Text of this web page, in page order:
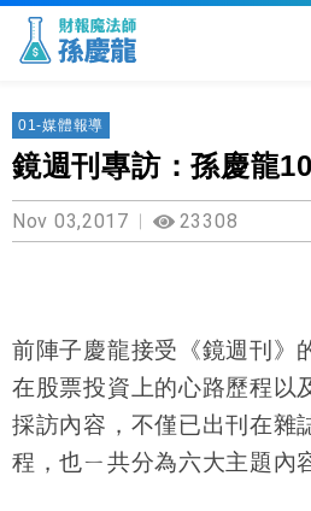
01-媒體報導
鏡週刊專訪：孫慶龍
Nov 03,2017 23308
前陣子慶龍接受《鏡週刊》
在股票投資上的心路歷程以
採訪內容，不僅已出刊在雜
程，也ㄧ共分為六大主題內